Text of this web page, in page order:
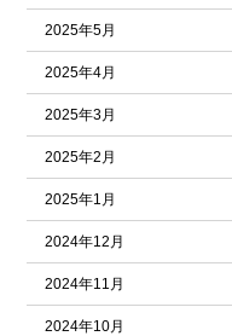
2025年5月
2025年4月
2025年3月
2025年2月
2025年1月
2024年12月
2024年11月
2024年10月